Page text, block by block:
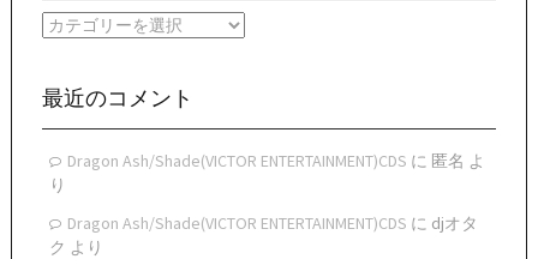
イ
ブ
カ
リ
最近のコメント
Dragon Ash/Shade(VICTOR ENTERTAINMENT)CDS に 匿名 よ
り
Dragon Ash/Shade(VICTOR ENTERTAINMENT)CDS に djオタ
ク より